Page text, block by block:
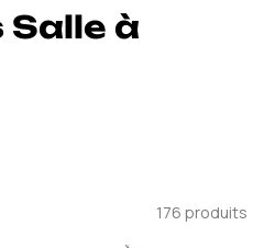
à
176 produits